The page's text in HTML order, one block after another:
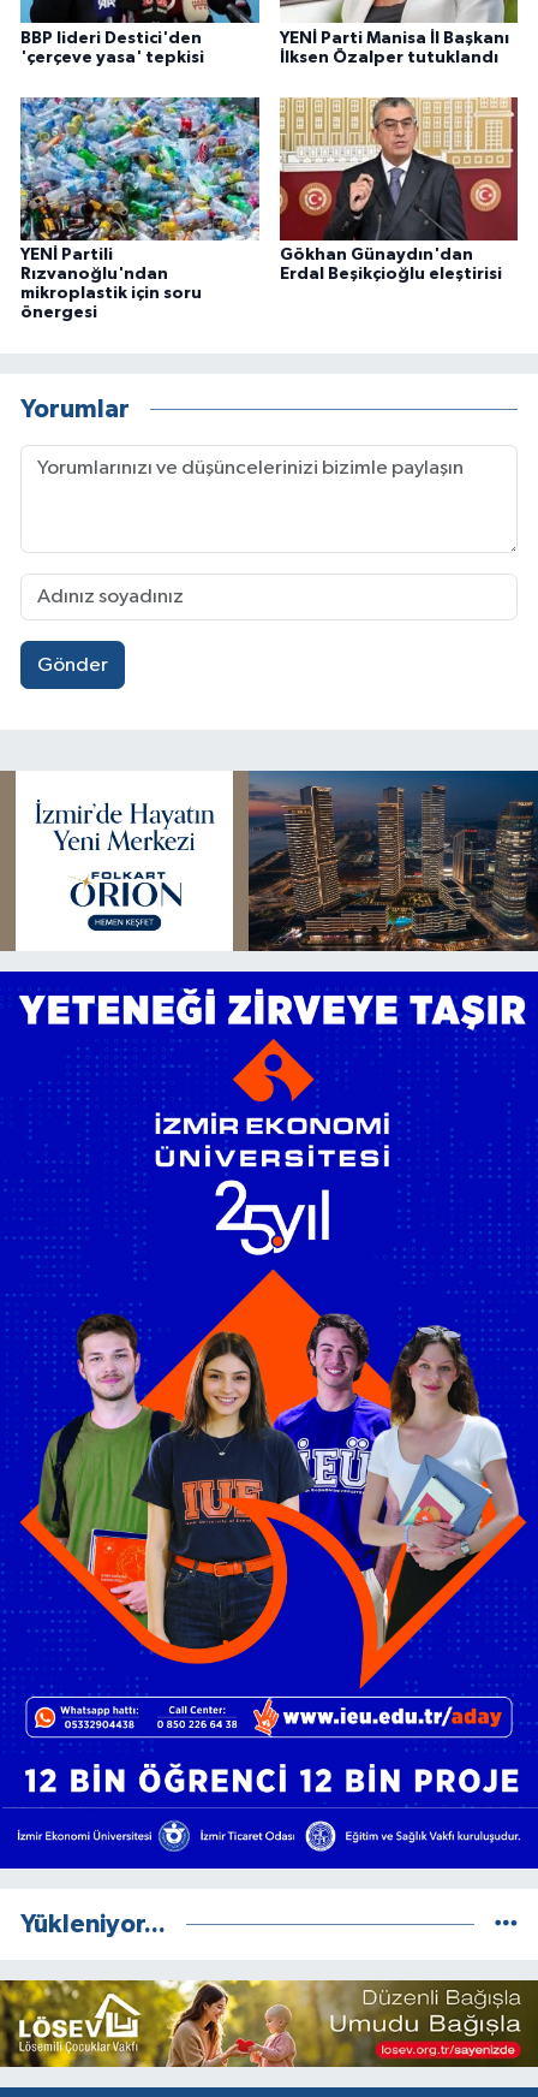
BBP lideri Destici'den
'çerçeve yasa' tepkisi
YENİ Parti Manisa İl Başkanı
İlksen Özalper tutuklandı
YENİ Partili
Rızvanoğlu'ndan
mikroplastik için soru
önergesi
Gökhan Günaydın'dan
Erdal Beşikçioğlu eleştirisi
Yorumlar
Gönder
Yükleniyor...